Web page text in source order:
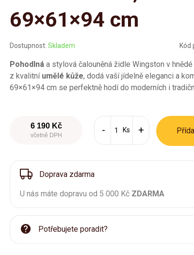
69×61×94 cm
Dostupnost: Skladem Kód
Pohodlná a stylová čalouněná židle Wingston v
z kvalitní umělé kůže, dodá vaší jídelně eleganci a
69×61×94 cm se perfektně hodí do moderních i
6 190 Kč
včetně DPH
Ks
Doprava zdarma
U nás máte dopravu od 5 000 Kč ZDARMA
Potřebujete poradit?